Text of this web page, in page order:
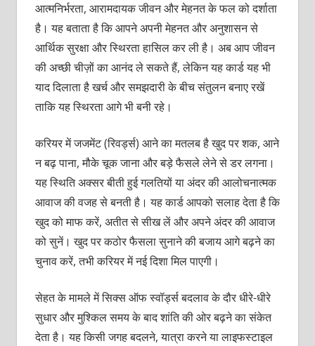
आत्मनिर्भरता, आरामदायक जीवन और मेहनत के फल को दर्शाता
है। यह बताता है कि आपने अपनी मेहनत और अनुशासन से
आर्थिक सुरक्षा और स्थिरता हासिल कर ली है। अब आप जीवन
की अच्छी चीज़ों का आनंद ले सकते हैं, लेकिन यह कार्ड यह भी
याद दिलाता है खर्च और समझदारी के बीच संतुलन बनाए रखें
ताकि यह स्थिरता आगे भी बनी रहे।
करियर में जजमेंट (रिवर्ड्स) आने का मतलब है खुद पर शक, आने
न बढ़ पाना, मौके चूक जाना और बड़े फैसले लेने से डर लगना।
यह स्थिति अक्सर बीती हुई गलतियों या अंदर की आलोचनात्मक
आवाज की वजह से बनती है। यह कार्ड आपको सलाह देता है कि
खुद को माफ करें, अतीत से सीख लें और अपने अंदर की आवाज
को सुनें। खुद पर कठोर फैसला सुनाने की बजाय आगे बढ़ने का
चुनाव करें, तभी करियर में नई दिशा मिल पाएगी।
सेहत के मामले में सिक्स ऑफ स्वॉर्ड्स बदलाव के दौर धीरे-धीरे
सुधार और मुश्किल समय के बाद शांति की ओर बढ़ने का संकेत
देता है। यह किसी जगह बदलने, यात्रा करने या लाइफस्टाइल